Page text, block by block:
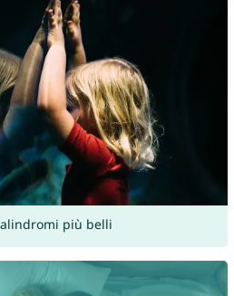
più belli